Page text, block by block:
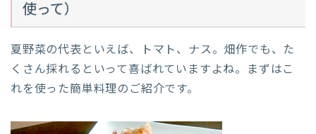
使って）
夏野菜の代表といえば、トマト、ナス。畑作でも、た
くさん採れるといって喜ばれていますよね。まずはこ
れを使った簡単料理のご紹介です。